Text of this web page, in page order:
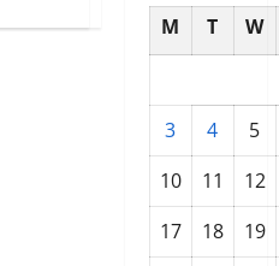
M T W
3 4
5
10
11
12
17
18
19